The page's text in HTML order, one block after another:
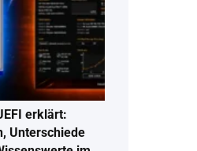
erklärt:
Unterschiede